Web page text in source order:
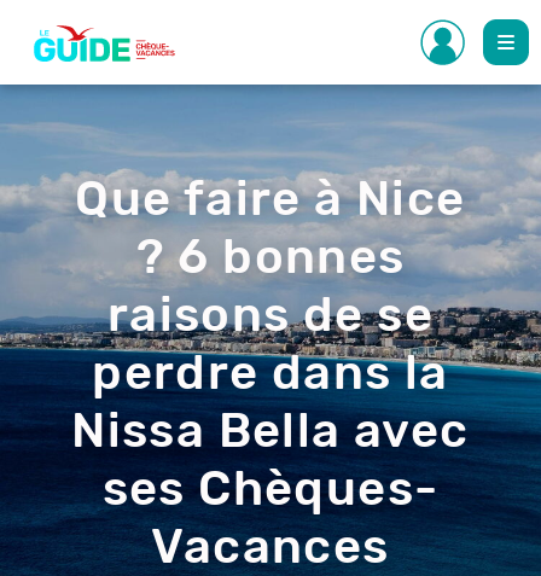
contenu
principal
Que faire à Nice
? 6 bonnes
raisons de se
perdre dans la
Nissa Bella avec
ses Chèques-
Vacances